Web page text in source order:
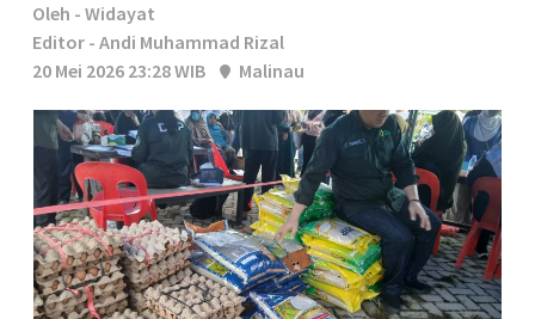
Oleh - Widayat
Editor - Andi Muhammad Rizal
20 Mei 2026 23:28 WIB
Malinau